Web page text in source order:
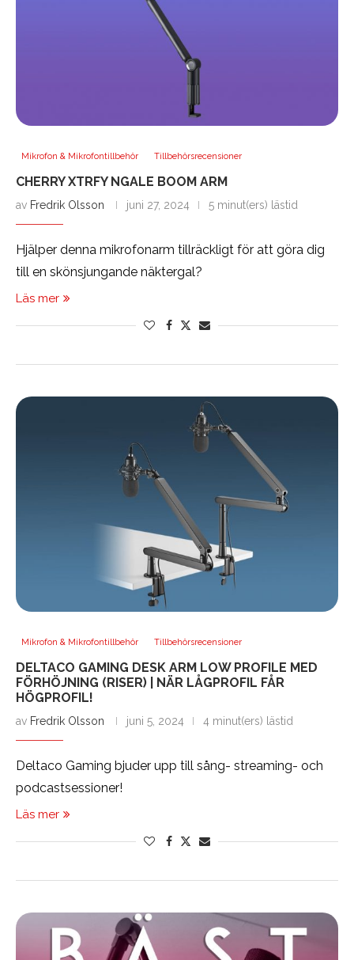
Mikrofon & Mikrofontillbehör Tillbehörsrecensioner
CHERRY XTRFY NGALE BOOM ARM
av Fredrik Olsson juni 27, 2024 5 minut(ers) lästid
Hjälper denna mikrofonarm tillräckligt för att göra dig
till en skönsjungande näktergal?
Läs mer
Mikrofon & Mikrofontillbehör Tillbehörsrecensioner
DELTACO GAMING DESK ARM LOW PROFILE MED
FÖRHÖJNING (RISER) | NÄR LÅGPROFIL FÅR
HÖGPROFIL!
av Fredrik Olsson juni 5, 2024 4 minut(ers) lästid
Deltaco Gaming bjuder upp till sång- streaming- och
podcastsessioner!
Läs mer